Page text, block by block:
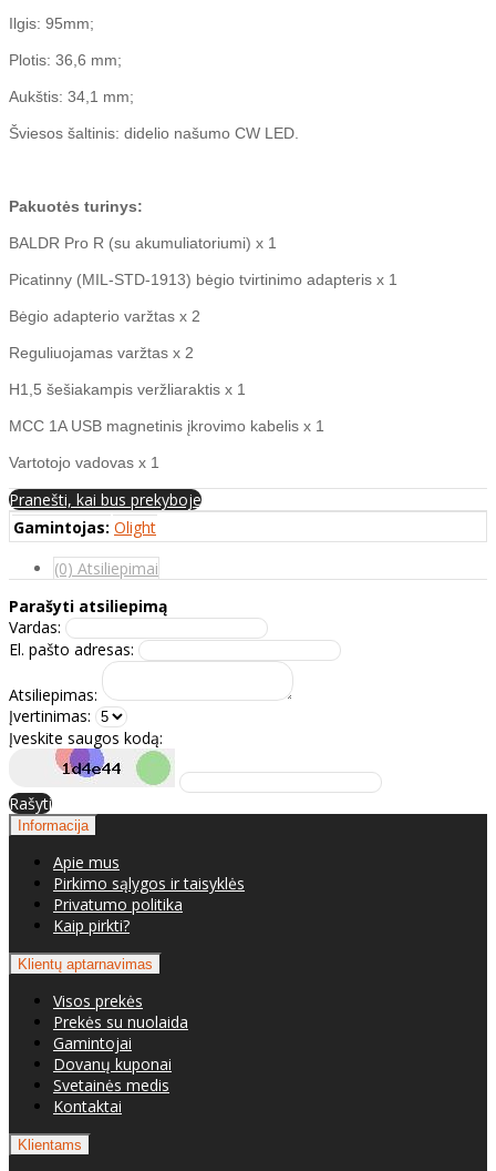
Ilgis: 95mm;
Plotis: 36,6 mm;
Aukštis: 34,1 mm;
Šviesos šaltinis: didelio našumo CW LED.
Pakuotės turinys:
BALDR Pro R (su akumuliatoriumi) x 1
Picatinny (MIL-STD-1913) bėgio tvirtinimo adapteris x 1
Bėgio adapterio varžtas x 2
Reguliuojamas varžtas x 2
H1,5 šešiakampis veržliaraktis x 1
MCC 1A USB magnetinis įkrovimo kabelis x 1
Vartotojo vadovas x 1
Pranešti, kai bus prekyboje
Gamintojas: Olight
(0) Atsiliepimai
Parašyti atsiliepimą
Vardas:
El. pašto adresas:
Atsiliepimas:
Įvertinimas:
Įveskite saugos kodą:
Rašyti
Informacija
Apie mus
Pirkimo sąlygos ir taisyklės
Privatumo politika
Kaip pirkti?
Klientų aptarnavimas
Visos prekės
Prekės su nuolaida
Gamintojai
Dovanų kuponai
Svetainės medis
Kontaktai
Klientams